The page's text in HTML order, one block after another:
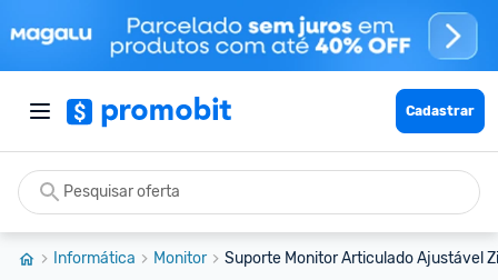
Cadastrar
Informática Monitor Suporte Monitor Articulado Ajustável